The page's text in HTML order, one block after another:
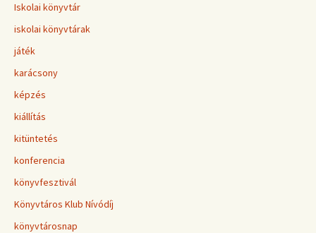
Iskolai könyvtár
iskolai könyvtárak
játék
karácsony
képzés
kiállítás
kitüntetés
konferencia
könyvfesztivál
Könyvtáros Klub Nívódíj
könyvtárosnap